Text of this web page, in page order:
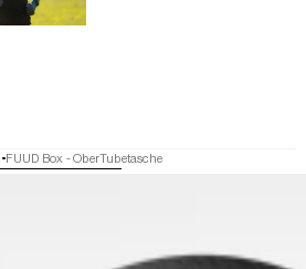
FUUD Box - OberTubetasche